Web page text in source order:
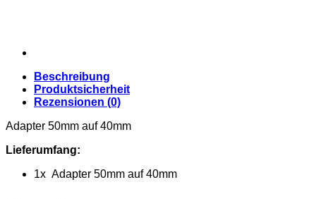
Beschreibung
Produktsicherheit
Rezensionen (0)
Adapter 50mm auf 40mm
Lieferumfang:
1x Adapter 50mm auf 40mm